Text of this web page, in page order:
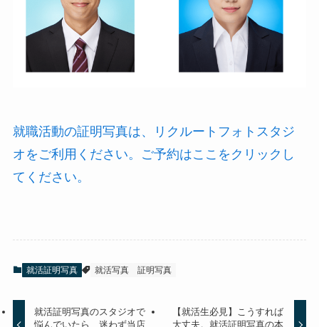
就職活動の証明写真は、リクルートフォトスタジ
オをご利用ください。ご予約はここをクリックし
てください。
就活証明写真 就活写真 証明写真
就活証明写真のスタジオで
悩んでいたら、迷わず当店
【就活生必見】こうすれば
大丈夫。就活証明写真の本